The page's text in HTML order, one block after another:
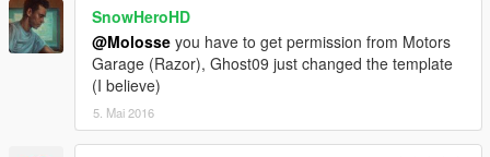
SnowHeroHD
@Molosse you have to get permission from Motors
Garage (Razor), Ghost09 just changed the template
(I believe)
5. Mai 2016